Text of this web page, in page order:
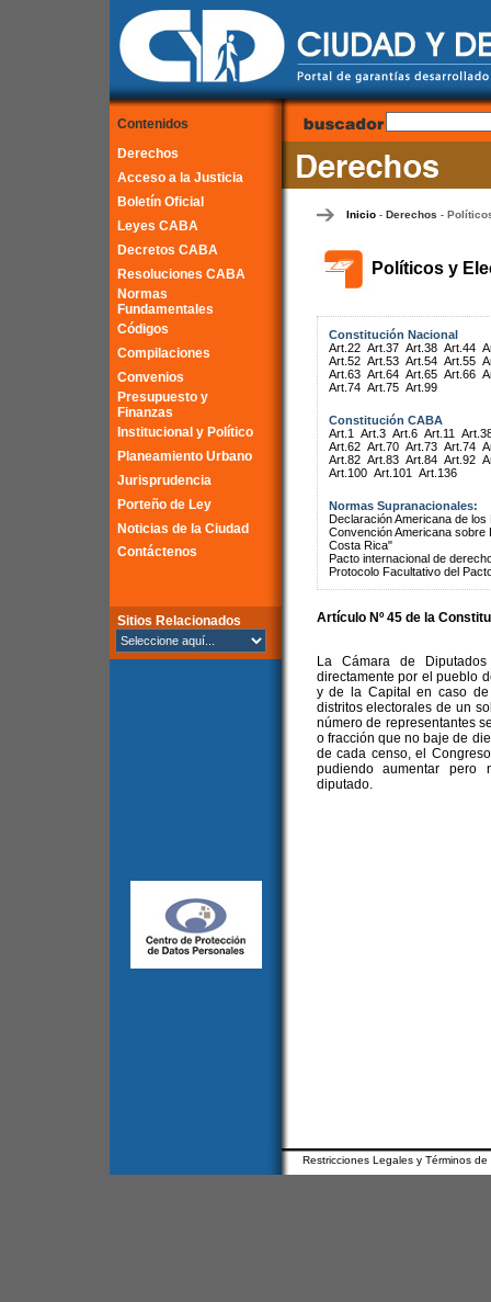
Contenidos
Derechos
Acceso a la Justicia
Boletín Oficial
Leyes CABA
Decretos CABA
Resoluciones CABA
Normas
Fundamentales
Códigos
Compilaciones
Convenios
Presupuesto y
Finanzas
Institucional y Político
Planeamiento Urbano
Jurisprudencia
Porteño de Ley
Noticias de la Ciudad
Contáctenos
Sitios Relacionados
Inicio- Derechos -
Políticos y
Constitución Nacional
Art.22 Art.37 Art.38 Art.44
Art.52 Art.53 Art.54 Art.55
Art.63 Art.64 Art.65 Art.66
Art.74 Art.75 Art.99
Constitución CABA
Art.1
Art.3 Art.6 Art.11
Art.62 Art.70 Art.73 Art.74
Art.82 Art.83 Art.84 Art.92
Art.100 Art.101 Art.136
Normas Supranacionales:
Declaración Americana de
Convención Americana
Costa Rica"
Pacto internacional de
Protocolo Facultativo del
Artículo Nº 45 de la
La Cámara de
directamente por el pueblo
y de la Capital en caso
distritos electorales de un
número de representantes
o fracción que no baje de
de cada censo, el
pudiendo aumentar pero
diputado.
Restricciones Legales y Términos de